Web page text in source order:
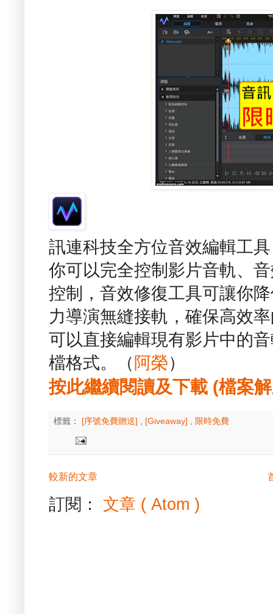
訊連科技全方位音效編輯工
你可以完全控制影片音軌、
控制，音效修復工具可讓你
力導演無縫接軌，確保高效
可以直接編輯現有影片中的
檔格式。（ 阿榮）
按此繼續閱讀及下載 (檔案
標籤： [序號免費贈送] [Giveaway] 限時免費
較新的文章
訂閱： 文章 ( Atom )